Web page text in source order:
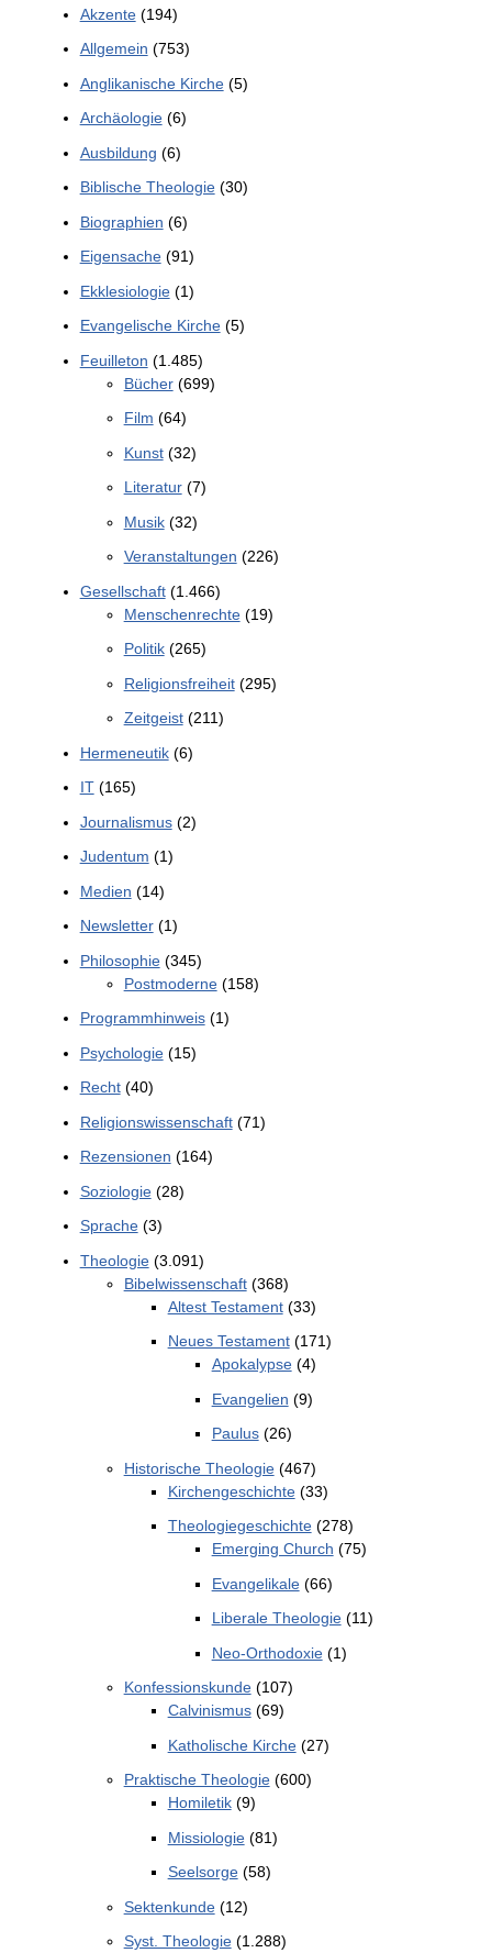
Akzente(194)
Allgemein (753)
Anglikanische Kirche(5)
Archäologie(6)
Ausbildung (6)
Biblische Theologie(30)
Biographien (6)
Eigensache(91)
Ekklesiologie(1)
Evangelische Kirche(5)
Feuilleton (1.485)
Bücher(699)
Film (64)
Kunst(32)
Literatur(7)
Musik(32)
Veranstaltungen (226)
Gesellschaft(1.466)
Menschenrechte(19)
Politik(265)
Religionsfreiheit(295)
Zeitgeist(211)
Hermeneutik(6)
IT(165)
Journalismus(2)
Judentum (1)
Medien (14)
Newsletter(1)
Philosophie(345)
Postmoderne(158)
Programmhinweis(1)
Psychologie(15)
Recht(40)
Religionswissenschaft(71)
Rezensionen (164)
Soziologie(28)
Sprache(3)
Theologie(3.091)
Bibelwissenschaft(368)
Altest Testament(33)
Neues Testament(171)
Apokalypse(4)
Evangelien (9)
Paulus(26)
Historische Theologie(467)
Kirchengeschichte(33)
Theologiegeschichte(278)
Emerging Church (75)
Evangelikale(66)
Liberale Theologie(11)
Neo-Orthodoxie(1)
Konfessionskunde(107)
Calvinismus(69)
Katholische Kirche(27)
Praktische Theologie(600)
Homiletik(9)
Missiologie(81)
Seelsorge(58)
Sektenkunde(12)
Syst. Theologie(1.288)